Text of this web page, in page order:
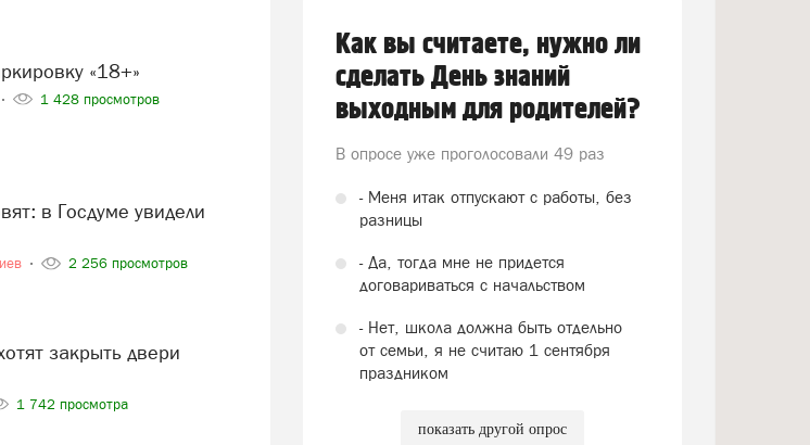
«18+»
1 428 просмотров
2 256 просмотров
1 742 просмотра
Как вы считаете, нужно ли
сделать День знаний
выходным для родителей?
В опросе уже проголосовали 49 раз
- Меня итак отпускают с работы, без
разницы
- Да, тогда мне не придется
договариваться с начальством
- Нет, школа должна быть отдельно
от семьи, я не считаю 1 сентября
праздником
показать другой опрос